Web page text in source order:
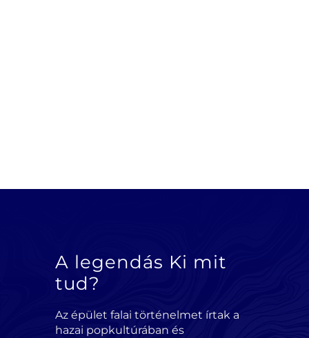
A legendás Ki mit
tud?
Az épület falai történelmet írtak a
hazai popkultúrában és